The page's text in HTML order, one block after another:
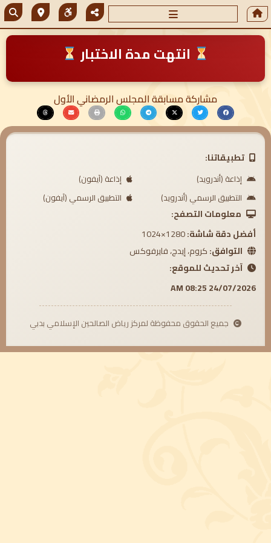
انتهت مدة الاختبار
مشاركة مسابقة المجلس الرمضاني الأول
تطبيقاتنا:
إذاعة (أندرويد)
إذاعة (آيفون)
التطبيق الرسمي (أندرويد)
التطبيق الرسمي (آيفون)
معلومات التصفح:
أفضل دقة شاشة:
التوافق:كروم، إيدج، فايرفوكس
آخر تحديث للموقع:
24/07/2026 08:25 AM
جميع الحقوق محفوظة لمركز رياض الصالحين الإسلامي بدبي